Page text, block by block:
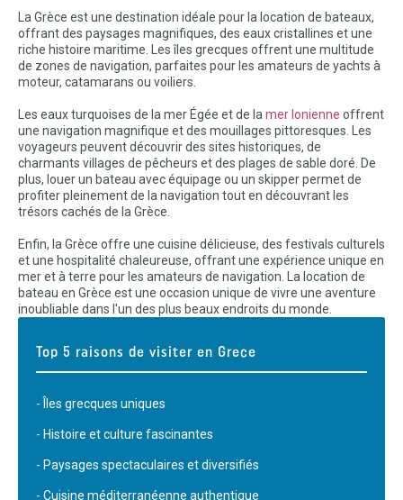
La Grèce est une destination idéale pour la location de bateaux,
offrant des paysages magnifiques, des eaux cristallines et une
riche histoire maritime. Les îles grecques offrent une multitude
de zones de navigation, parfaites pour les amateurs de yachts à
moteur, catamarans ou voiliers.
Les eaux turquoises de la mer Égée et de la mer Ionienne offrent
une navigation magnifique et des mouillages pittoresques. Les
voyageurs peuvent découvrir des sites historiques, de
charmants villages de pêcheurs et des plages de sable doré. De
plus, louer un bateau avec équipage ou un skipper permet de
profiter pleinement de la navigation tout en découvrant les
trésors cachés de la Grèce.
Enfin, la Grèce offre une cuisine délicieuse, des festivals culturels
et une hospitalité chaleureuse, offrant une expérience unique en
mer et à terre pour les amateurs de navigation. La location de
bateau en Grèce est une occasion unique de vivre une aventure
inoubliable dans l'un des plus beaux endroits du monde.
Top 5 raisons de visiter en Grece
- Îles grecques uniques
- Histoire et culture fascinantes
- Paysages spectaculaires et diversifiés
- Cuisine méditerranéenne authentique